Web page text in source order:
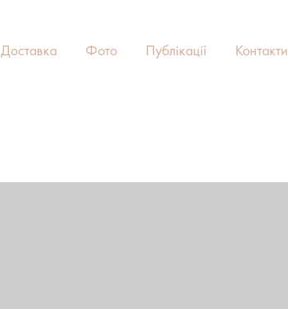
Доставка Фото Публікації Контакти